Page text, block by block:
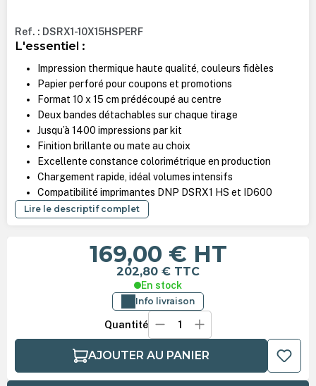
Ref. : DSRX1-10X15HSPERF
L'essentiel :
Impression thermique haute qualité, couleurs fidèles
Papier perforé pour coupons et promotions
Format 10 x 15 cm prédécoupé au centre
Deux bandes détachables sur chaque tirage
Jusqu’à 1400 impressions par kit
Finition brillante ou mate au choix
Excellente constance colorimétrique en production
Chargement rapide, idéal volumes intensifs
Compatibilité imprimantes DNP DSRX1 HS et ID600
Lire le descriptif complet
169,00 € HT
202,80 € TTC
En stock
Info livraison
Quantité
AJOUTER AU PANIER